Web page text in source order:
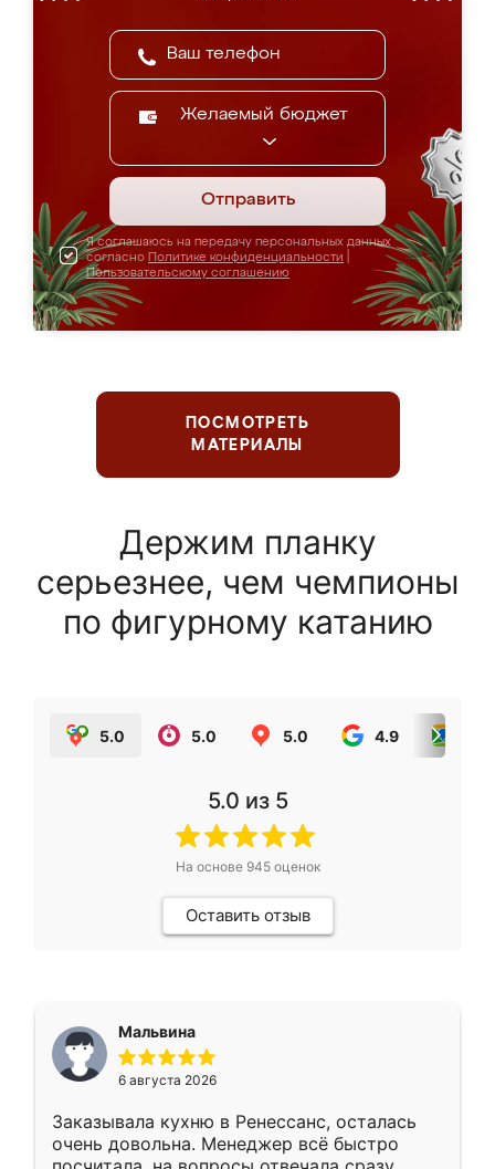
Желаемый бюджет
Отправить
Я соглашаюсь на передачу персональных данных
согласно Политике конфиденциальности
Пользовательскому соглашению
ПОСМОТРЕТЬ
МАТЕРИАЛЫ
Держим планку
серьезнее, чем чемпионы
по фигурному катанию
5.0 5.0 5.0 4.9
5.0 из 5
На основе 945оценок
Оставить отзыв
Мальвина
6 августа 2026
Заказывала кухню в Ренессанс, осталась
очень довольна. Менеджер всё быстро